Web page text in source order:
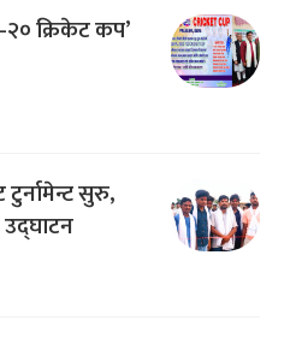
क्रिकेट कप’
टुर्नामेन्ट सुरु,
उद्घाटन